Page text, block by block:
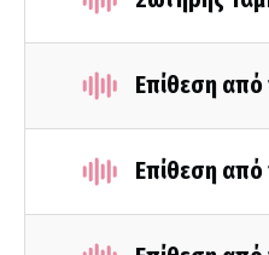
Επίθεση
Επίθεση